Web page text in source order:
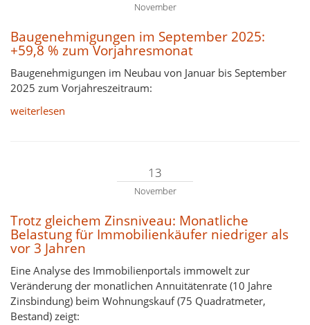
November
Baugenehmigungen im September 2025:
+59,8 % zum Vorjahresmonat
Baugenehmigungen im Neubau von Januar bis September
2025 zum Vorjahreszeitraum:
weiterlesen
13
November
Trotz gleichem Zinsniveau: Monatliche
Belastung für Immobilienkäufer niedriger als
vor 3 Jahren
Eine Analyse des Immobilienportals immowelt zur
Veränderung der monatlichen Annuitätenrate (10 Jahre
Zinsbindung) beim Wohnungskauf (75 Quadratmeter,
Bestand) zeigt: